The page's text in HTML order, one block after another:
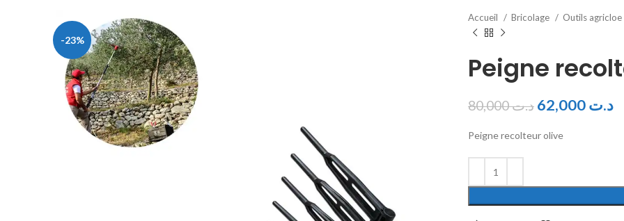
-23%
Accueil Bricolage Outils agricloe
Peigne
د.ت80,000 د.ت
Peigne recolteur olive